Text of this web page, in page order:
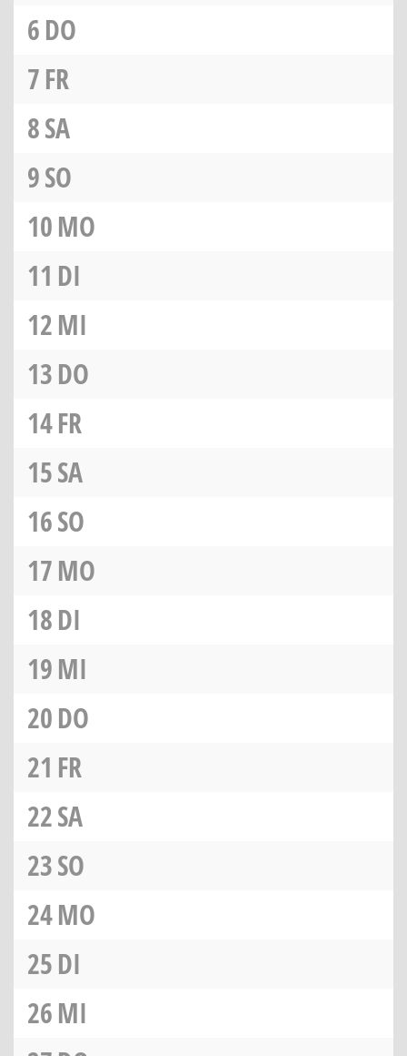
6DO
7FR
8SA
9SO
10MO
11 DI
12MI
13DO
14FR
15SA
16SO
17MO
18DI
19MI
20DO
21 FR
22SA
23SO
24MO
25DI
26MI